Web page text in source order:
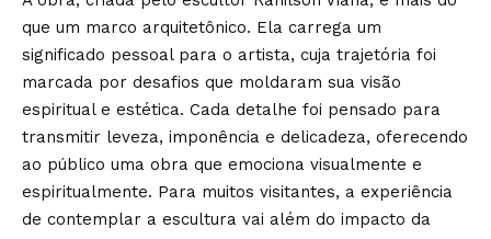
que um marco arquitetônico. Ela carrega um
significado pessoal para o artista, cuja trajetória foi
marcada por desafios que moldaram sua visão
espiritual e estética. Cada detalhe foi pensado para
transmitir leveza, imponência e delicadeza, oferecendo
ao público uma obra que emociona visualmente e
espiritualmente. Para muitos visitantes, a experiência
de contemplar a escultura vai além do impacto da